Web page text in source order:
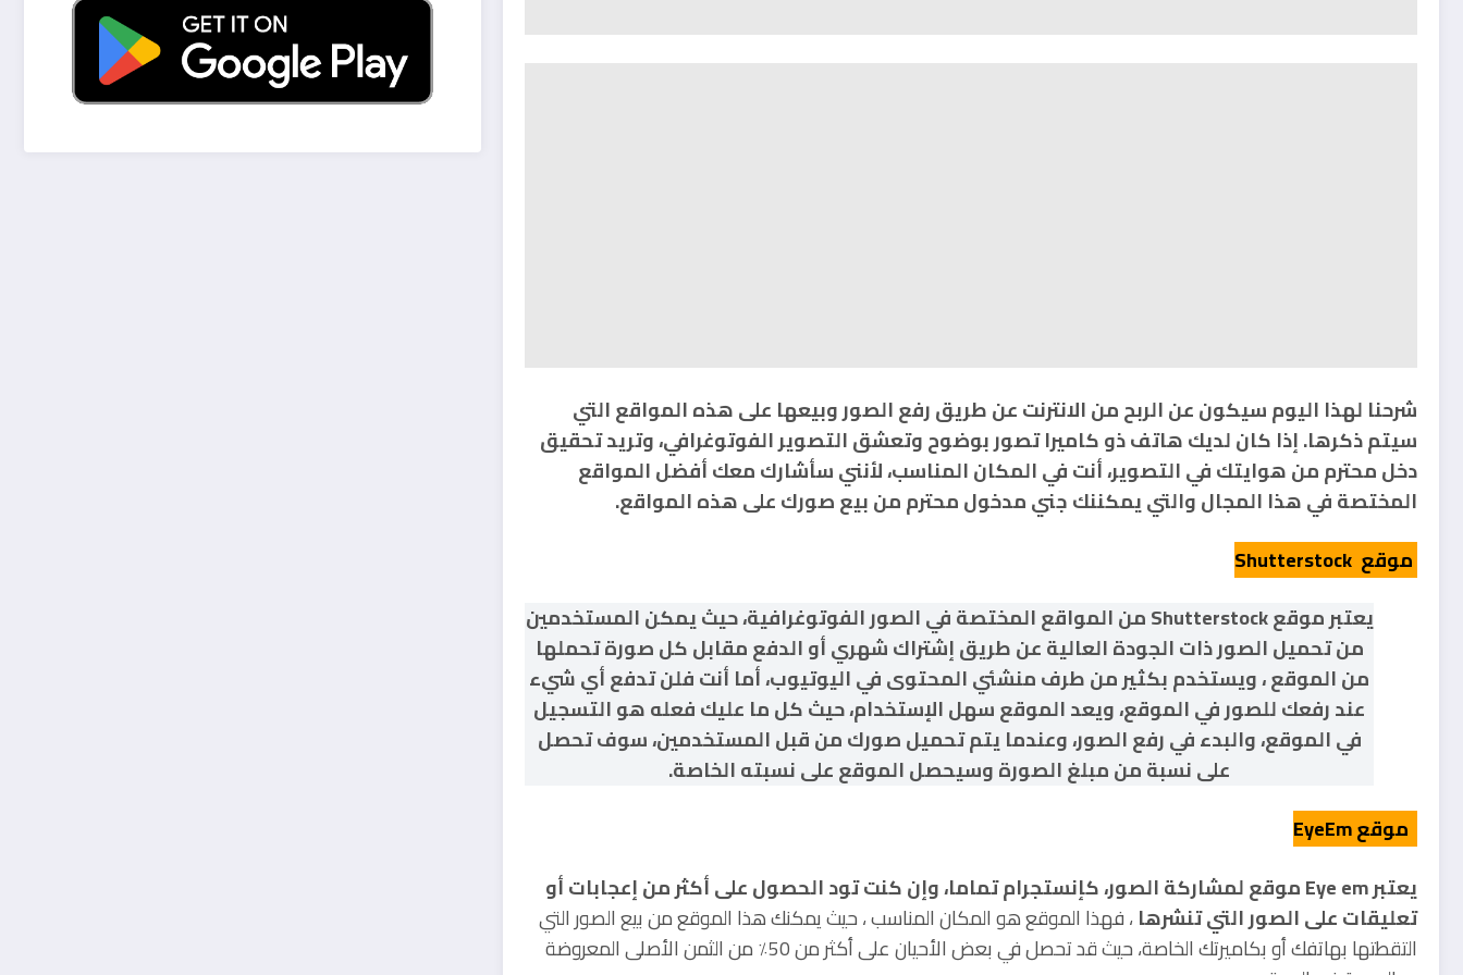
شرحنا لهذا اليوم سيكون عن الربح من الانترنت عن طريق رفع الصور وبيعها على هذه المواقع التي
سيتم ذكرها. إذا كان لديك هاتف ذو كاميرا تصور بوضوح وتعشق التصوير الفوتوغرافي، وتريد تحقيق
دخل محترم من هوايتك في التصوير، أنت في المكان المناسب، لأنني سأشارك معك أفضل المواقع
المختصة في هذا المجال والتي يمكننك جني مدخول محترم من بيع صورك على هذه المواقع.
موقع Shutterstock
يعتبر موقع Shutterstock من المواقع المختصة في الصور الفوتوغرافية، حيث يمكن المستخدمين
من تحميل الصور ذات الجودة العالية عن طريق إشتراك شهري أو الدفع مقابل كل صورة تحملها
من الموقع ، ويستخدم بكثير من طرف منشئي المحتوى في اليوتيوب، أما أنت فلن تدفع أي شيء
عند رفعك للصور في الموقع، ويعد الموقع سهل الإستخدام، حيث كل ما عليك فعله هو التسجيل
في الموقع، والبدء في رفع الصور، وعندما يتم تحميل صورك من قبل المستخدمين، سوف تحصل
على نسبة من مبلغ الصورة وسيحصل الموقع على نسبته الخاصة.
موقع EyeEm
يعتبر Eye em موقع لمشاركة الصور، كإنستجرام تماما، وإن كنت تود الحصول على أكثر من إعجابات أو
تعليقات على الصور التي تنشرها، فهذا الموقع هو المكان المناسب ، حيث يمكنك هذا الموقع من بيع الصور التي
التقطتها بهاتفك أو بكاميرتك الخاصة، حيث قد تحصل في بعض الأحيان على أكثر من 50٪ من الثمن الأصلى المعروضة